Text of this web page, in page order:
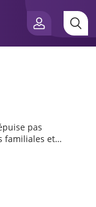
pas
familiales et